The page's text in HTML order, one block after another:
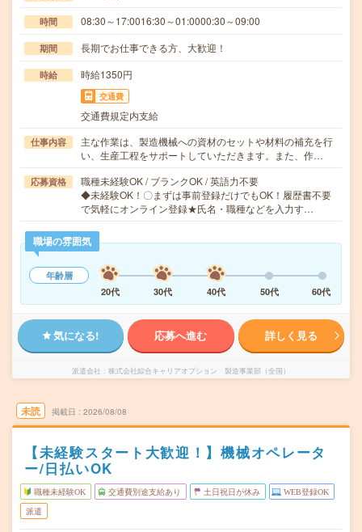
時間 08:30～17:0016:30～01:0000:30～09:00
期間 長期でお仕事できる方、大歓迎！
時給 時給1350円
交通費
交通費規定内支給
仕事内容
主な作業は、製造機械への資材のセットや材料の補充を行
い、生産工程をサポートしていただきます。また、作…
応募資格
職種未経験OK / ブランクOK / 英語力不要
◆未経験OK！〇まずは事前登録だけでもOK！履歴書不要
で気軽にオンライン登録★氏名・職種などを入力す…
職場の雰囲気
年齢層
20代
30代 40代 50代 60代
気になる! 応募へ進む 詳しく見る
派遣会社 株式会社綜合キャリアオプション 製造事業部（全国）
未読 掲載日 2026/08/08
【未経験スタート大歓迎！】機械オペレータ
ー/日払いOK
職種未経験OK 交通費別途支給あり 土日祝日が休み WEB登録OK
派遣